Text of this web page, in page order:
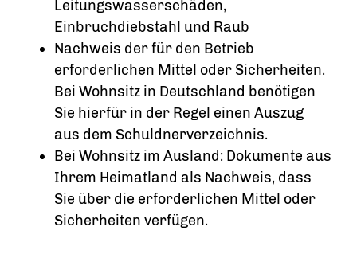
Leitungswasserschäden,
Einbruchdiebstahl und Raub
Nachweis der für den Betrieb
erforderlichen Mittel oder Sicherheiten.
Bei Wohnsitz in Deutschland benötigen
Sie hierfür in der Regel einen Auszug
aus dem Schuldnerverzeichnis.
Bei Wohnsitz im Ausland: Dokumente aus
Ihrem Heimatland als Nachweis, dass
Sie über die erforderlichen Mittel oder
Sicherheiten verfügen.